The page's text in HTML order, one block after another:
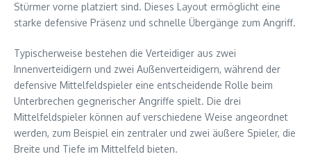
Stürmer vorne platziert sind. Dieses Layout ermöglicht eine
starke defensive Präsenz und schnelle Übergänge zum Angriff.
Typischerweise bestehen die Verteidiger aus zwei
Innenverteidigern und zwei Außenverteidigern, während der
defensive Mittelfeldspieler eine entscheidende Rolle beim
Unterbrechen gegnerischer Angriffe spielt. Die drei
Mittelfeldspieler können auf verschiedene Weise angeordnet
werden, zum Beispiel ein zentraler und zwei äußere Spieler, die
Breite und Tiefe im Mittelfeld bieten.